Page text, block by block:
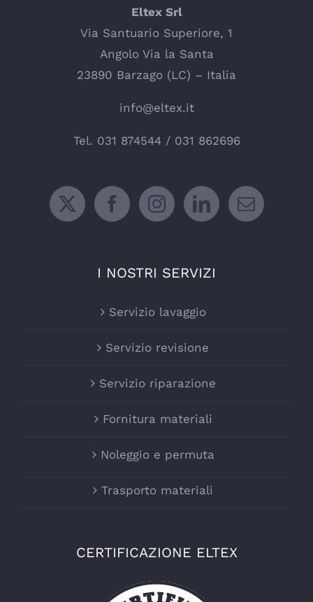
Eltex Srl
Via Santuario Superiore, 1
Angolo Via la Santa
23890 Barzago (LC) – Italia
info@eltex.it
Tel. 031 874544/ 031 862696
I NOSTRI SERVIZI
Servizio lavaggio
Servizio revisione
Servizio riparazione
Fornitura materiali
Noleggio e permuta
Trasporto materiali
CERTIFICAZIONE ELTEX